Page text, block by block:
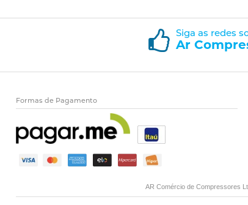
Siga as redes
Ar
Formas de Pagamento
AR Comércio de Compressores